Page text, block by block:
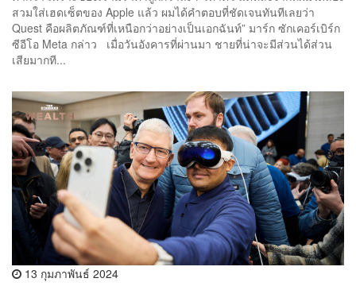
สวมใส่เฮดเซ็ตของ Apple แล้ว ผมได้คำตอบที่ชัดเจนทันทีเลยว่า
Quest คือผลิตภัณฑ์ที่เหนือกว่าอย่างเป็นเอกฉันท์” มาร์ก ซักเคอร์เบิร์ก
ซีอีโอ Meta กล่าว เมื่อวันอังคารที่ผ่านมา ชายที่น่าจะมีส่วนได้ส่วน
เสียมากที...
13 กุมภาพันธ์ 2024